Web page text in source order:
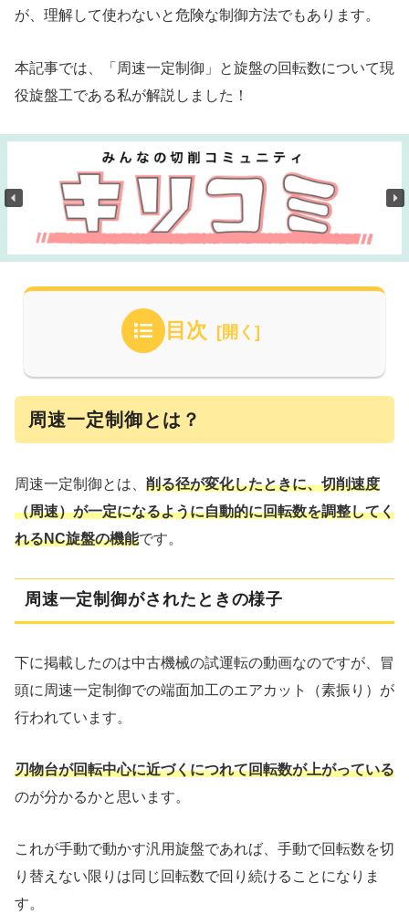
が、理解して使わないと危険な制御方法でもあります。
本記事では、「周速一定制御」と旋盤の回転数について現
役旋盤工である私が解説しました！
目次
周速一定制御とは？
周速一定制御とは、 削る径が変化したときに、切削速度
（周速）が一定になるように自動的に回転数を調整してく
れるNC旋盤の機能です。
周速一定制御がされたときの様子
下に掲載したのは中古機械の試運転の動画なのですが、冒
頭に周速一定制御での端面加工のエアカット（素振り）が
行われています。
刃物台が回転中心に近づくにつれて回転数が上がっている
のが分かるかと思います。
これが手動で動かす汎用旋盤であれば、手動で回転数を切
り替えない限りは同じ回転数で回り続けることになりま
す。